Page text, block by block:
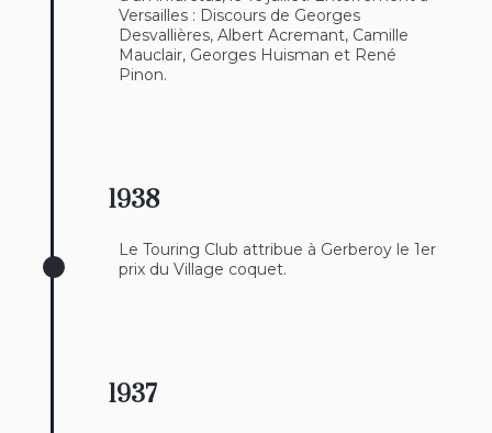
Versailles : Discours de Georges
Desvallières, Albert Acremant, Camille
Mauclair, Georges Huisman et René
Pinon.
1938
Le Touring Club attribue à Gerberoy le 1er
prix du Village coquet.
1937